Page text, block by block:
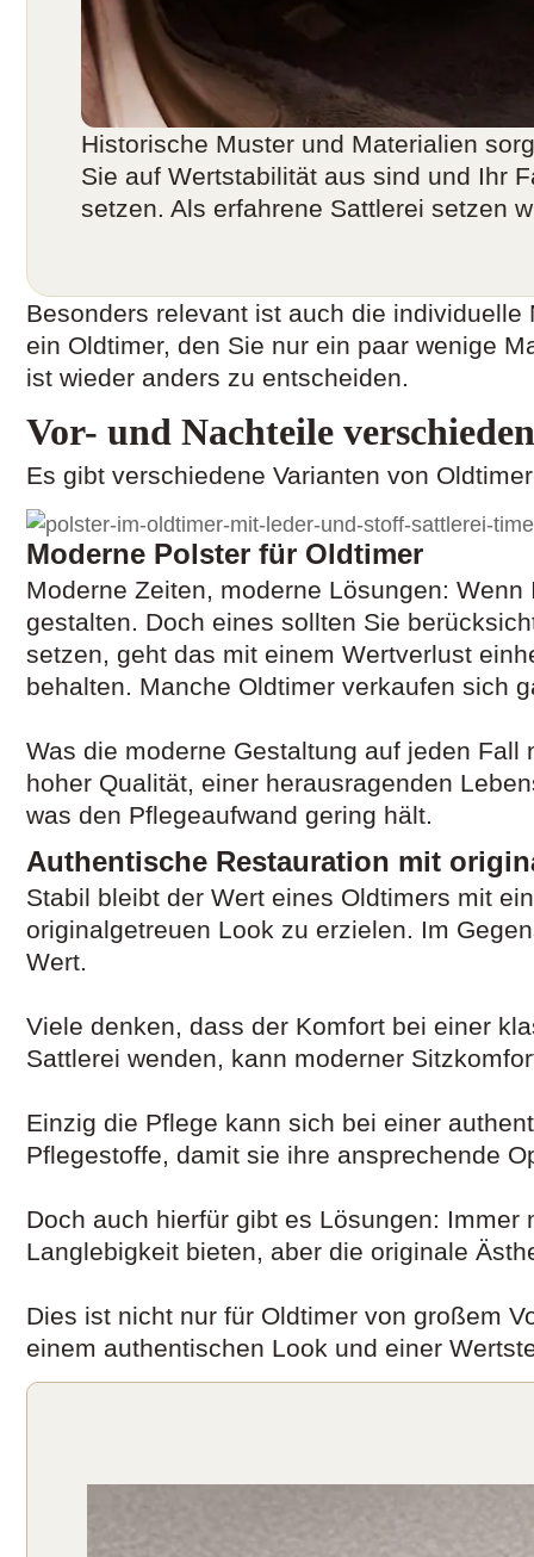
Historische Muster und Materialien
Sie auf Wertstabilität aus sind und Ihr
setzen. Als erfahrene Sattlerei setzen
Besonders relevant ist auch die
ein Oldtimer, den Sie nur ein paar wenige
ist wieder anders zu entscheiden.
Vor- und Nachteile
Es gibt verschiedene Varianten von
Moderne Polster für Oldtimer
Moderne Zeiten, moderne Lösungen:
gestalten. Doch eines sollten Sie
setzen, geht das mit einem Wertverlust
behalten. Manche Oldtimer verkaufen sich
Was die moderne Gestaltung auf jeden
hoher Qualität, einer herausragenden
was den Pflegeaufwand gering hält.
Authentische Restauration mit
Stabil bleibt der Wert eines Oldtimers mit
originalgetreuen Look zu erzielen. Im
Wert.
Viele denken, dass der Komfort bei einer
Sattlerei wenden, kann moderner
Einzig die Pflege kann sich bei einer
Pflegestoffe, damit sie ihre ansprechende
Doch auch hierfür gibt es Lösungen:
Langlebigkeit bieten, aber die originale
Dies ist nicht nur für Oldtimer von großem
einem authentischen Look und einer